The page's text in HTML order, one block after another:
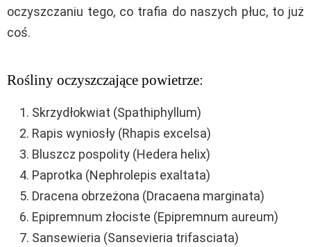
oczyszczaniu tego, co trafia do naszych płuc, to już
coś.
Rośliny oczyszczające powietrze:
Skrzydłokwiat (Spathiphyllum)
Rapis wyniosły (Rhapis excelsa)
Bluszcz pospolity (Hedera helix)
Paprotka (Nephrolepis exaltata)
Dracena obrzeżona (Dracaena marginata)
Epipremnum złociste (Epipremnum aureum)
Sansewieria (Sansevieria trifasciata)